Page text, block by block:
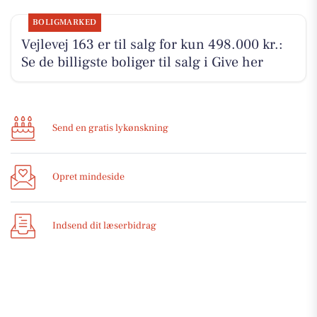
BOLIGMARKED
Vejlevej 163 er til salg for kun 498.000 kr.:
Se de billigste boliger til salg i Give her
Send en gratis lykønskning
Opret mindeside
Indsend dit læserbidrag